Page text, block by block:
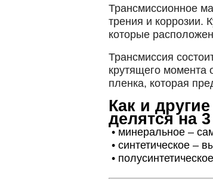
Трансмиссионное
трения и
которые
Трансмиссия
крутящего момента
пленка, которая
Как и
делятся на
• минеральное –
• синтетическое –
•